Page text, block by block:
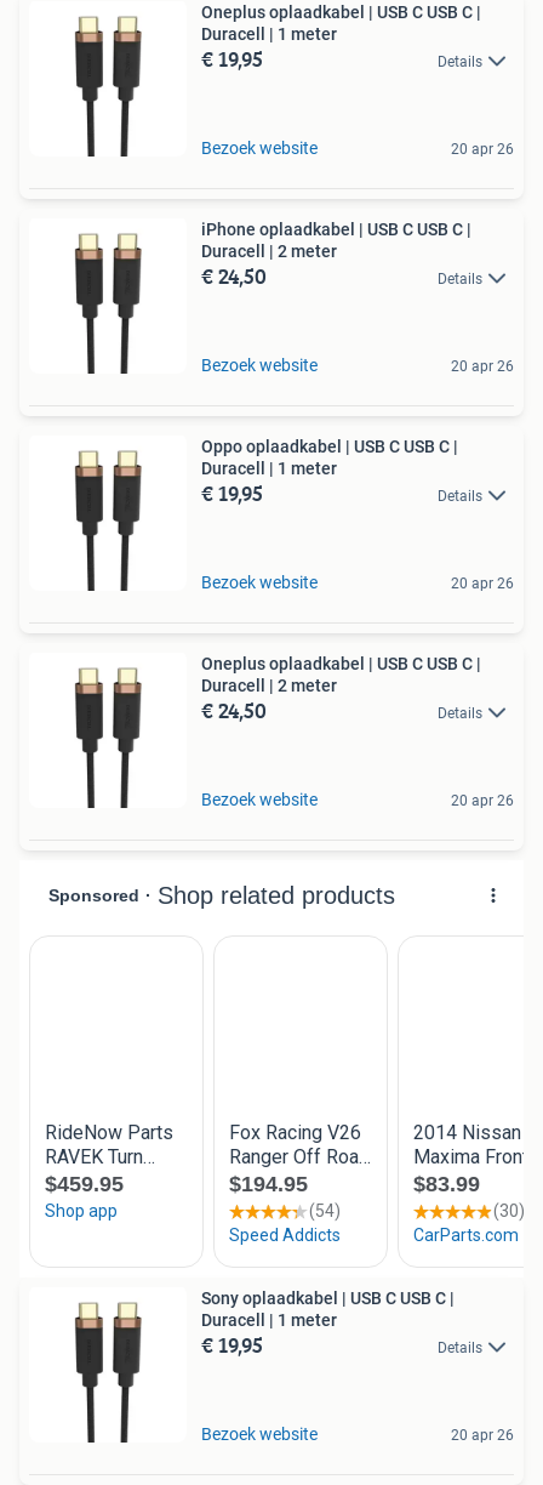
Oneplus oplaadkabel | USB C USB C |
Duracell | 1 meter
€ 19,95 Details
Bezoek website 20 apr 26
iPhone oplaadkabel | USB C USB C |
Duracell | 2 meter
€ 24,50 Details
Bezoek website 20 apr 26
Oppo oplaadkabel | USB C USB C |
Duracell | 1 meter
€ 19,95 Details
Bezoek website 20 apr 26
Oneplus oplaadkabel | USB C USB C |
Duracell | 2 meter
€ 24,50 Details
Bezoek website 20 apr 26
Sony oplaadkabel | USB C USB C |
Duracell | 1 meter
€ 19,95 Details
Bezoek website 20 apr 26